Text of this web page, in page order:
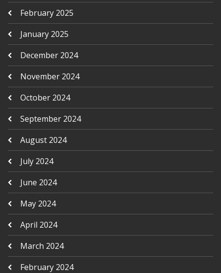
February 2025
January 2025
December 2024
November 2024
October 2024
September 2024
August 2024
July 2024
June 2024
May 2024
April 2024
March 2024
February 2024